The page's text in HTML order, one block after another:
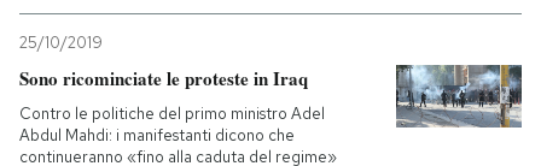
PODCAST
NEWSLETTER
25/10/2019
Sono ricominciate le proteste in Iraq
Contro le politiche del primo ministro Adel
Abdul Mahdi: i manifestanti dicono che
continueranno «fino alla caduta del regime»